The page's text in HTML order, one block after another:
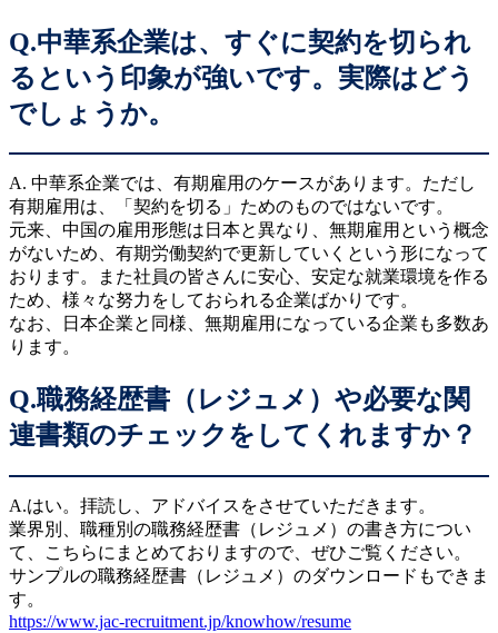
Q.中華系企業は、すぐに契約を切られ
るという印象が強いです。実際はどう
でしょうか。
A. 中華系企業では、有期雇用のケースがあります。ただし
有期雇用は、「契約を切る」ためのものではないです。
元来、中国の雇用形態は日本と異なり、無期雇用という概念
がないため、有期労働契約で更新していくという形になって
おります。また社員の皆さんに安心、安定な就業環境を作る
ため、様々な努力をしておられる企業ばかりです。
なお、日本企業と同様、無期雇用になっている企業も多数あ
ります。
Q.職務経歴書（レジュメ）や必要な関
連書類のチェックをしてくれますか？
A.はい。拝読し、アドバイスをさせていただきます。
業界別、職種別の職務経歴書（レジュメ）の書き方につい
て、こちらにまとめておりますので、ぜひご覧ください。
サンプルの職務経歴書（レジュメ）のダウンロードもできま
す。
https://www.jac-recruitment.jp/knowhow/resume